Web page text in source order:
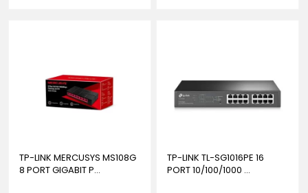
TP-LINK MERCUSYS MS108G
8 PORT GIGABIT P...
TP-LINK TL-SG1016PE 16
PORT 10/100/1000 ...